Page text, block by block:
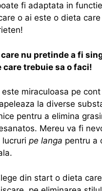
fi adaptata in
o ai este o dieta
nu pretinde a fi
care trebuie sa o faci!
miraculoasa pe
la diverse
pentru a elimina
Mereu va fi
pe langa pentru a
din start o dieta